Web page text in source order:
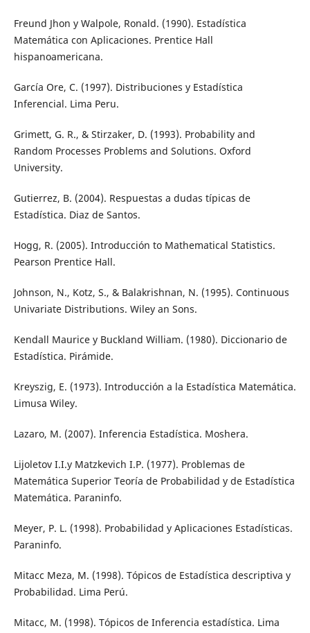
Freund Jhon y Walpole, Ronald. (1990). Estadística
Matemática con Aplicaciones. Prentice Hall
hispanoamericana.
García Ore, C. (1997). Distribuciones y Estadística
Inferencial. Lima Peru.
Grimett, G. R., & Stirzaker, D. (1993). Probability and
Random Processes Problems and Solutions. Oxford
University.
Gutierrez, B. (2004). Respuestas a dudas típicas de
Estadística. Diaz de Santos.
Hogg, R. (2005). Introducción to Mathematical Statistics.
Pearson Prentice Hall.
Johnson, N., Kotz, S., & Balakrishnan, N. (1995). Continuous
Univariate Distributions. Wiley an Sons.
Kendall Maurice y Buckland William. (1980). Diccionario de
Estadística. Pirámide.
Kreyszig, E. (1973). Introducción a la Estadística Matemática.
Limusa Wiley.
Lazaro, M. (2007). Inferencia Estadística. Moshera.
Lijoletov I.I.y Matzkevich I.P. (1977). Problemas de
Matemática Superior Teoría de Probabilidad y de Estadística
Matemática. Paraninfo.
Meyer, P. L. (1998). Probabilidad y Aplicaciones Estadísticas.
Paraninfo.
Mitacc Meza, M. (1998). Tópicos de Estadística descriptiva y
Probabilidad. Lima Perú.
Mitacc, M. (1998). Tópicos de Inferencia estadística. Lima